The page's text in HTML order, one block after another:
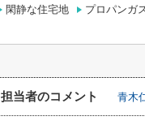
閑静な住宅地 プロパンガ
担当者のコメント 青木